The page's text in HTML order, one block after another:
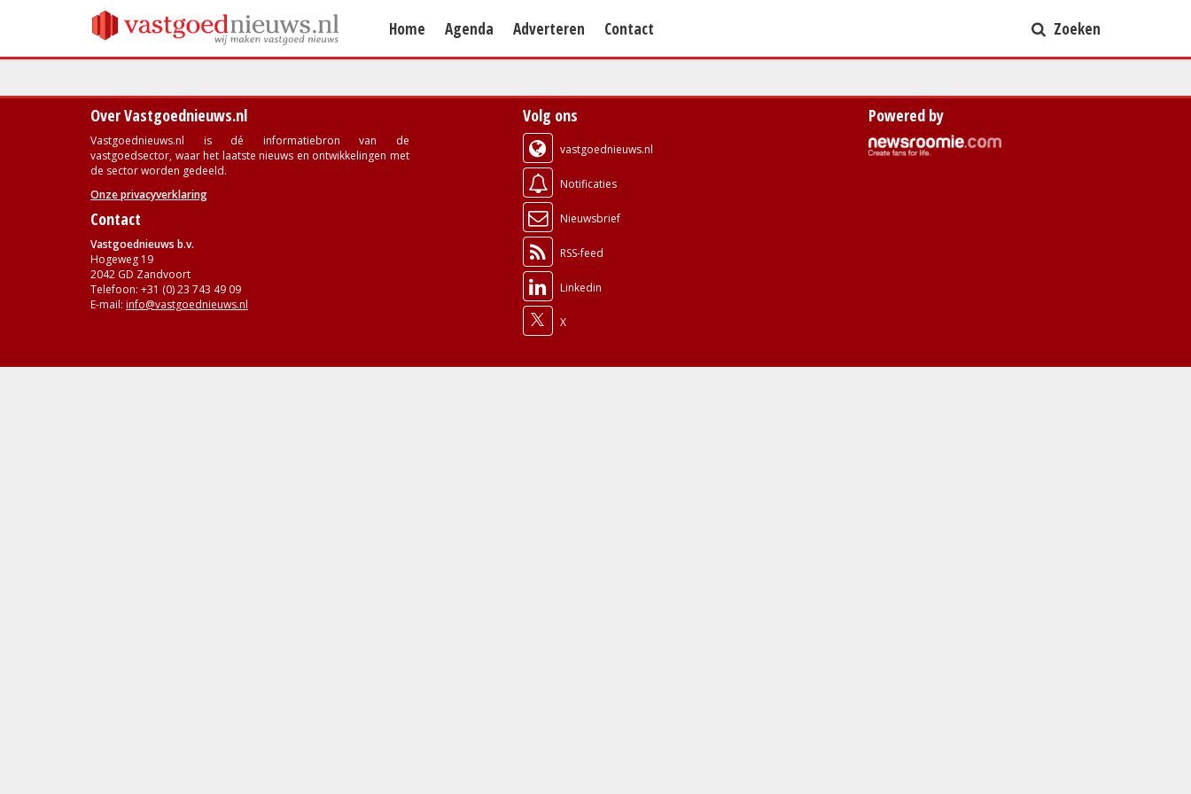
Home Agenda Adverteren Contact Zoeken
Over Vastgoednieuws.nl
Vastgoednieuws.nl is dé informatiebron van de
vastgoedsector, waar het laatste nieuws en ontwikkelingen met
de sector worden gedeeld.
Onze privacyverklaring
Contact
Vastgoednieuws b.v.
Hogeweg 19
2042 GD Zandvoort
Telefoon: +31 (0) 23 743 49 09
E-mail: info@vastgoednieuws.nl
Volg ons
vastgoednieuws.nl
Notificaties
Nieuwsbrief
RSS-feed
Linkedin
X
Powered by